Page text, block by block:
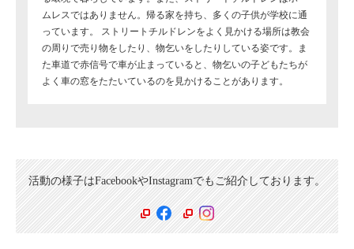
ムレスではありません。帰る家を持ち、多くの子供が学校に通
っています。 ストリートチルドレンをよく見かける場所は教会
の周りで売り物をしたり、物乞いをしたりしている姿です。ま
た車道で赤信号で車が止まっていると、物乞いの子どもたちが
よく車の窓をたたいているのを見かけることがあります。
活動の様子はFacebookやInstagramでもご紹介しております。